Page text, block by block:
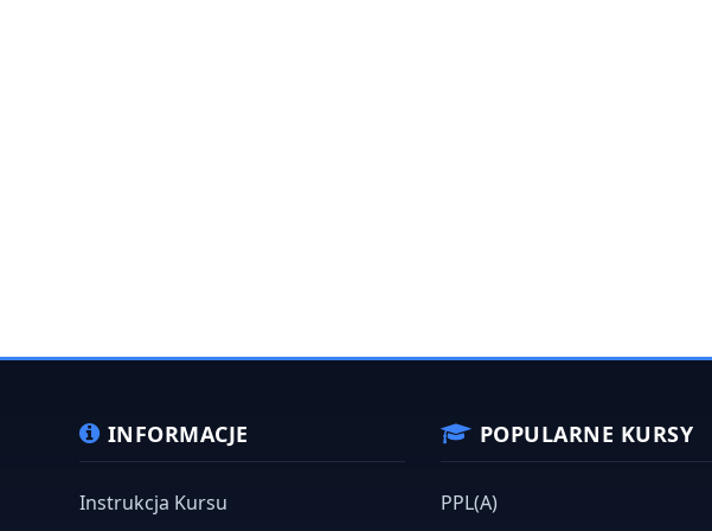
INFORMACJE
Instrukcja Kursu
POPULARNE KURSY
PPL(A)